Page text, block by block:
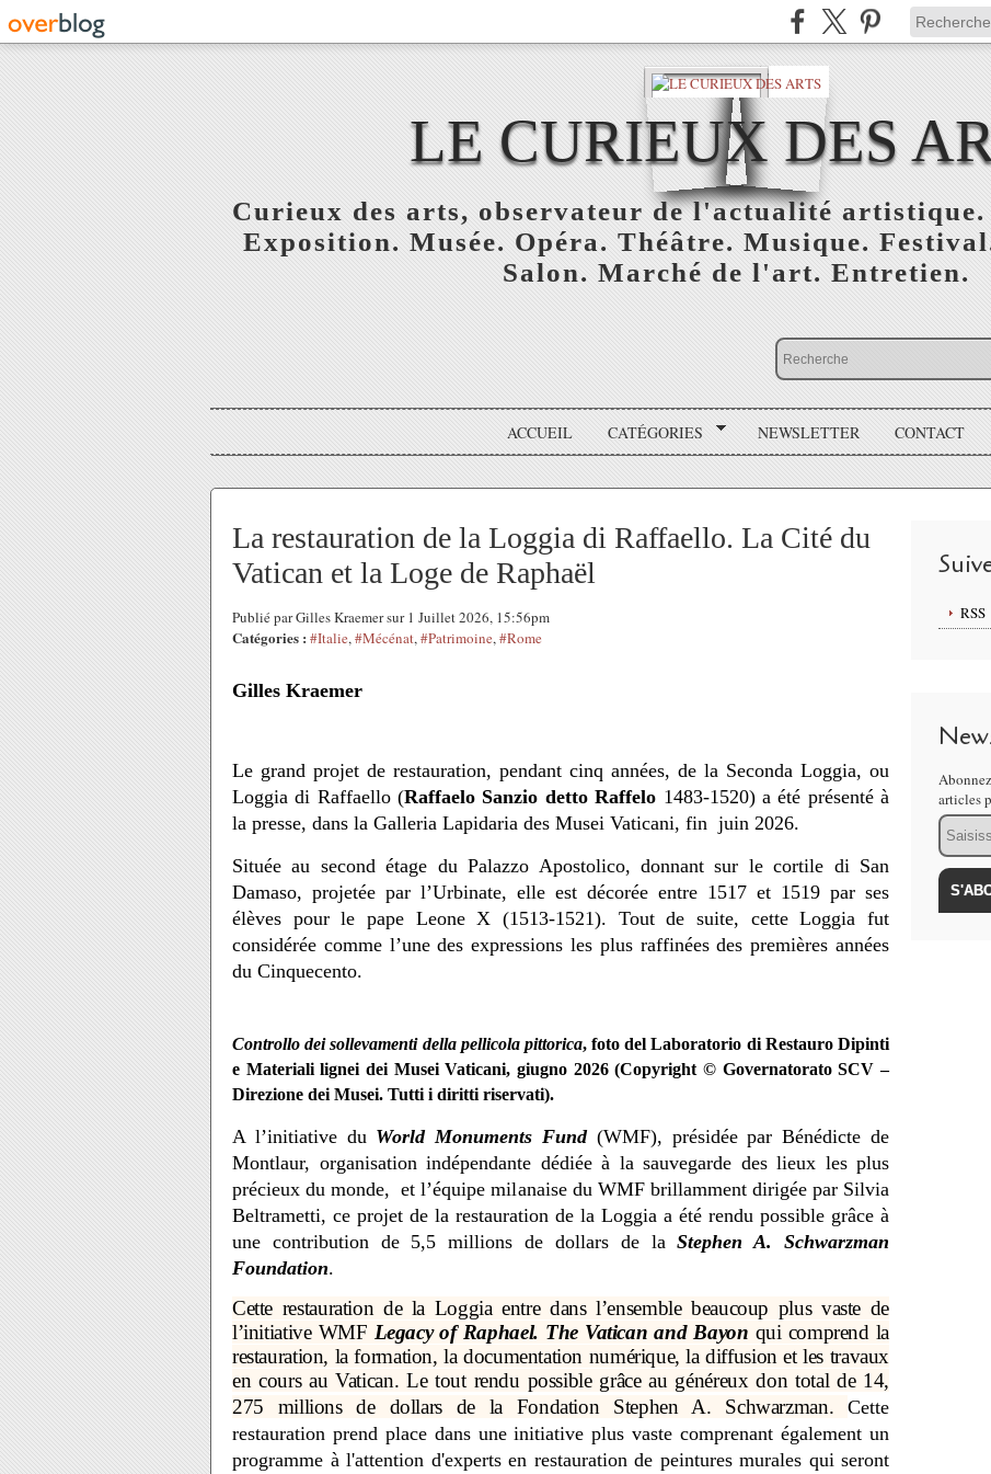
LE CURIEUX DES
Curieux des arts, observateur de l'actualité
Exposition. Musée. Opéra. Théâtre. Musique.
Salon. Marché de l'art. Entretien.
ACCUEIL CATÉGORIES NEWSLETTER CONTACT
​​​​​​​La restauration de la Loggia di Raffaello. La Cité du
Vatican et la Loge de Raphaël
Publié par Gilles Kraemer sur 1 Juillet 2026, 15:56pm
Catégories : #Italie,#Mécénat,#Patrimoine,#Rome
Gilles Kraemer
Le grand projet de restauration, pendant cinq années, de la Seconda Loggia, ou
Loggia di Raffaello (Raffaelo Sanzio detto Raffelo 1483-1520) a été présenté à
la presse, dans la Galleria Lapidaria des Musei Vaticani, fin juin 2026.
Située au second étage du Palazzo Apostolico, donnant sur le cortile di San
Damaso, projetée par l’Urbinate, elle est décorée entre 1517 et 1519 par ses
élèves pour le pape Leone X (1513-1521). Tout de suite, cette Loggia fut
considérée comme l’une des expressions les plus raffinées des premières années
du Cinquecento.
Controllo dei sollevamenti della pellicola pittorica, foto del Laboratorio di Restauro Dipinti
e Materiali lignei dei Musei Vaticani, giugno 2026 (Copyright © Governatorato SCV –
Direzione dei Musei. Tutti i diritti riservati).
A l’initiative du World Monuments Fund(WMF), présidée par Bénédicte de
Montlaur, organisation indépendante dédiée à la sauvegarde des lieux les plus
précieux du monde, et l’équipe milanaise du WMF brillamment dirigée par Silvia
Beltrametti, ce projet de la restauration de la Loggia a été rendu possible grâce à
une contribution de 5,5 millions de dollars de laStephen A. Schwarzman
Foundation.
Cette restauration de la Loggia entre dans l’ensemble beaucoup plus vaste de
l’initiative WMF Legacy of Raphael. The Vatican and Bayon qui comprend la
restauration, la formation, la documentation numérique, la diffusion et les travaux
en cours au Vatican. Le tout rendu possible grâce au généreux don total de 14,
275 millions de dollars de la Fondation Stephen A. Schwarzman. Cette
restauration prend place dans une initiative plus vaste comprenant également un
programme à l'attention d'experts en restauration de peintures murales qui seront
RSS
articles
Email